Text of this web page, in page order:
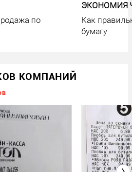
по
ЭКОНОМИЯ
Как
бумагу
КОМПАНИЙ